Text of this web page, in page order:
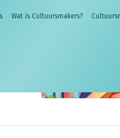
Wat is Cultuursmakers?
als